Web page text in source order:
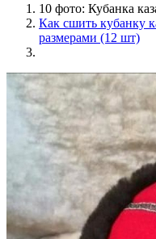
10 фото: Кубанка
Как сшить кубанку
размерами (12 шт)